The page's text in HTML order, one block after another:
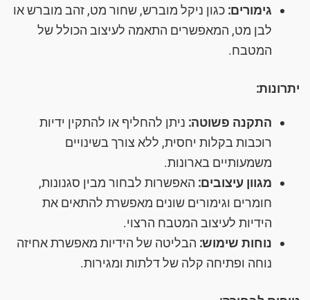
גימורים: כגון ניקל מוברש, שחור מט, זהב מוברש או
לבן מט, המאפשרים התאמה לעיצוב הכולל של
המטבח.
יתרונות:
התקנה פשוטה: ניתן להחליף או להתקין ידיות
רוכבות בקלות יחסית, ללא צורך בשינויים
משמעותיים בארונות.
מגוון עיצובים: האפשרות לבחור מבין סגנונות,
חומרים וגימורים שונים מאפשרת להתאים את
הידיות לעיצוב המטבח הרצוי.
נוחות שימוש: הבליטה של הידיות מאפשרת אחיזה
נוחה ופתיחה קלה של דלתות ומגירות.